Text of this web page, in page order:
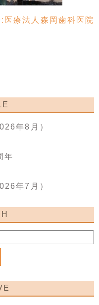
医療法人森岡歯科医院
年8月）
年
年7月）